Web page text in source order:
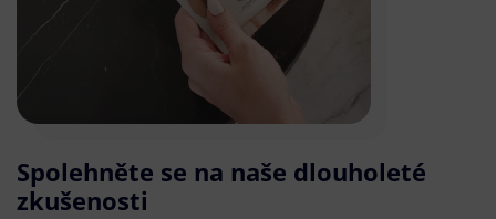
Spolehněte se na naše dlouholeté
zkušenosti